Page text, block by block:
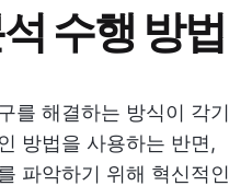
수행 방법
를 해결하는 방식이 각기
방법을 사용하는 반면,
파악하기 위해 혁신적인